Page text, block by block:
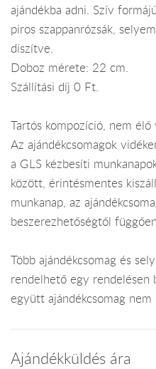
ajándékba adni. Szív
piros szappanrózsák,
díszítve.
Doboz mérete: 22 cm.
Szállítási díj 0 Ft.
Tartós kompozíció, nem élő
Az ajándékcsomagok
a GLS kézbesíti
között, érintésmentes
munkanap, az
beszerezhetőségtől
Több ajándékcsomag és
rendelhető egy rendelésen
együtt ajándékcsomag
Ajándékküldés ára